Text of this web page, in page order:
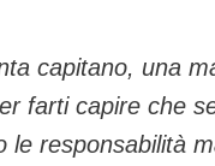
capitano, una
farti capire che
le responsabilità